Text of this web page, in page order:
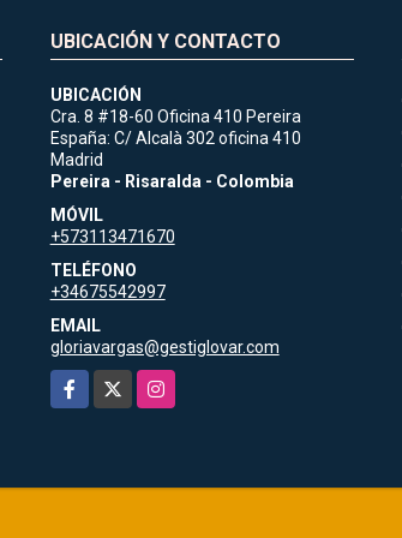
UBICACIÓN Y CONTACTO
UBICACIÓN
Cra. 8 #18-60 Oficina 410 Pereira
España: C/ Alcalà 302 oficina 410
Madrid
Pereira - Risaralda - Colombia
MÓVIL
+573113471670
TELÉFONO
+34675542997
EMAIL
gloriavargas@gestiglovar.com
Facebook
Instagram